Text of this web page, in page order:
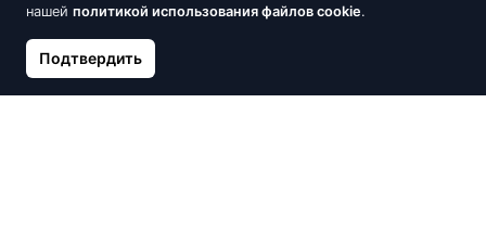
нашей политикой использования файлов cookie.
Подтвердить